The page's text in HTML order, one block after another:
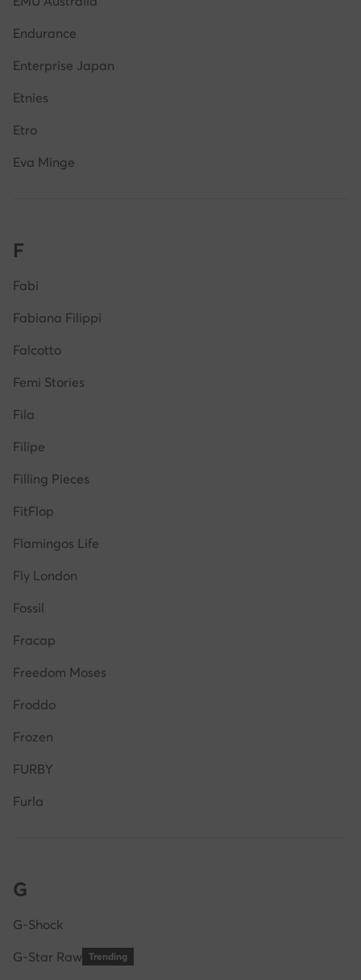
Endurance
Enterprise Japan
Etnies
Etro
Eva Minge
F
Fabi
Fabiana Filippi
Falcotto
Femi Stories
Fila
Filipe
Filling Pieces
FitFlop
Flamingos Life
Fly London
Fossil
Fracap
Freedom Moses
Froddo
Frozen
FURBY
Furla
G
G-Shock
G-Star Raw Trending